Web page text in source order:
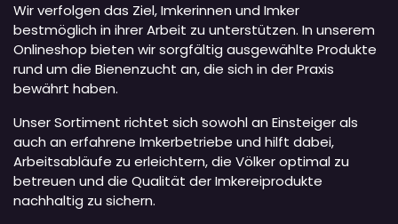
Wir verfolgen das Ziel, Imkerinnen und Imker
bestmöglich in ihrer Arbeit zu unterstützen. In unserem
Onlineshop bieten wir sorgfältig ausgewählte Produkte
rund um die Bienenzucht an, die sich in der Praxis
bewährt haben.
Unser Sortiment richtet sich sowohl an Einsteiger als
auch an erfahrene Imkerbetriebe und hilft dabei,
Arbeitsabläufe zu erleichtern, die Völker optimal zu
betreuen und die Qualität der Imkereiprodukte
nachhaltig zu sichern.